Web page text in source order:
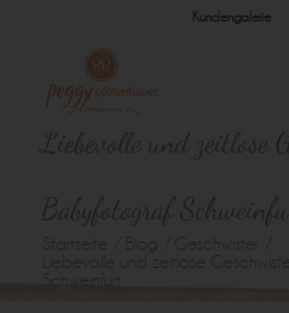
Kundengalerie